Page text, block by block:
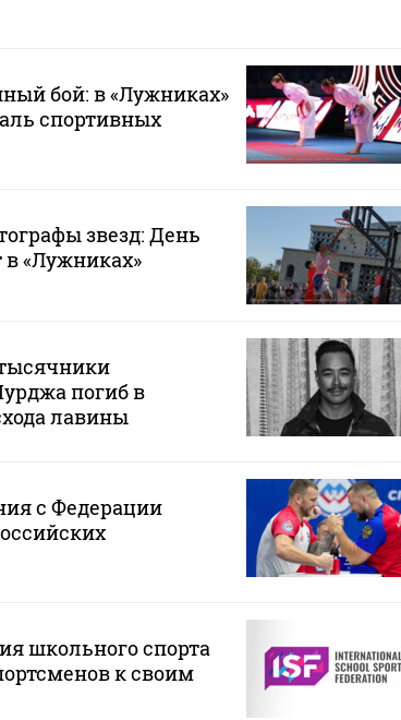
бой: в «Лужниках»
спортивных
звезд: День
«Лужниках»
погиб в
лавины
с Федерации
школьного спорта
к своим